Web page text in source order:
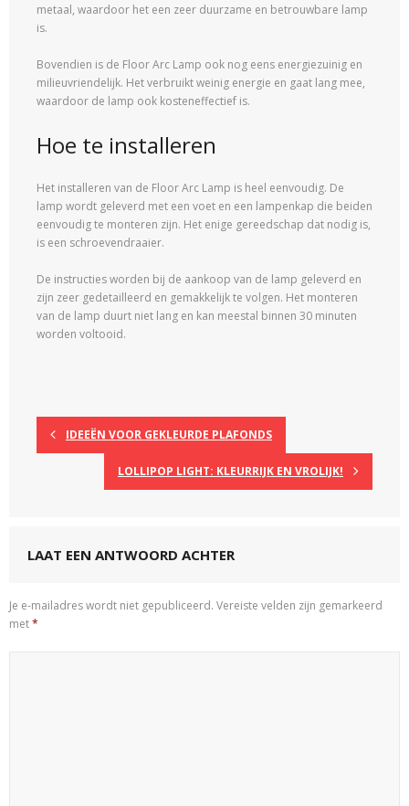
metaal, waardoor het een zeer duurzame en betrouwbare lamp
is.
Bovendien is de Floor Arc Lamp ook nog eens energiezuinig en
milieuvriendelijk. Het verbruikt weinig energie en gaat lang mee,
waardoor de lamp ook kosteneffectief is.
Hoe te installeren
Het installeren van de Floor Arc Lamp is heel eenvoudig. De
lamp wordt geleverd met een voet en een lampenkap die beiden
eenvoudig te monteren zijn. Het enige gereedschap dat nodig is,
is een schroevendraaier.
De instructies worden bij de aankoop van de lamp geleverd en
zijn zeer gedetailleerd en gemakkelijk te volgen. Het monteren
van de lamp duurt niet lang en kan meestal binnen 30 minuten
worden voltooid.
IDEEËN VOOR GEKLEURDE PLAFONDS
LOLLIPOP LIGHT: KLEURRIJK EN VROLIJK!
LAAT EEN ANTWOORD ACHTER
Je e-mailadres wordt niet gepubliceerd. Vereiste velden zijn gemarkeerd
met*